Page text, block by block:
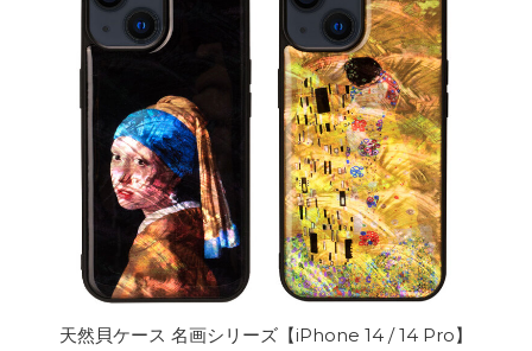
天然貝ケース 名画シリーズ【iPhone 14 / 14 Pro】